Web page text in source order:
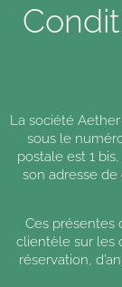
La société
sous le
postale est 1
son adresse
Ces présentes
clientèle sur les
réservation,